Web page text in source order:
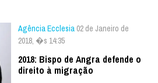
Agência Ecclesia 02 de Janeiro de
2018, �s 14:35
2018: Bispo de Angra defende o
direito à migração